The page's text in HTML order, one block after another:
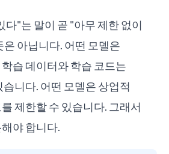
다"는 말이 곧 "아무 제한 없이
아닙니다. 어떤 모델은
습 데이터와 학습 코드는
니다. 어떤 모델은 상업적
제한할 수 있습니다. 그래서
야 합니다.